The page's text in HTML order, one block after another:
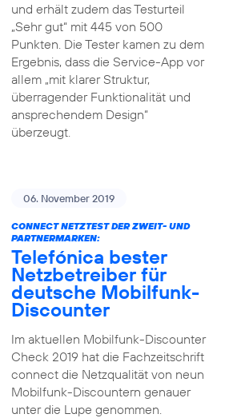
und erhält zudem das Testurteil
„Sehr gut“ mit 445 von 500
Punkten. Die Tester kamen zu dem
Ergebnis, dass die Service-App vor
allem „mit klarer Struktur,
überragender Funktionalität und
ansprechendem Design“
überzeugt.
06. November 2019
CONNECT NETZTEST DER ZWEIT- UND
PARTNERMARKEN:
Telefónica bester
Netzbetreiber für
deutsche Mobilfunk-
Discounter
Im aktuellen Mobilfunk-Discounter
Check 2019 hat die Fachzeitschrift
connect die Netzqualität von neun
Mobilfunk-Discountern genauer
unter die Lupe genommen.